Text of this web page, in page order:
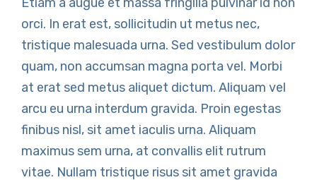
orci. In erat est, sollicitudin ut metus nec,
tristique malesuada urna. Sed vestibulum dolor
quam, non accumsan magna porta vel. Morbi
at erat sed metus aliquet dictum. Aliquam vel
arcu eu urna interdum gravida. Proin egestas
finibus nisl, sit amet iaculis urna. Aliquam
maximus sem urna, at convallis elit rutrum
vitae. Nullam tristique risus sit amet gravida